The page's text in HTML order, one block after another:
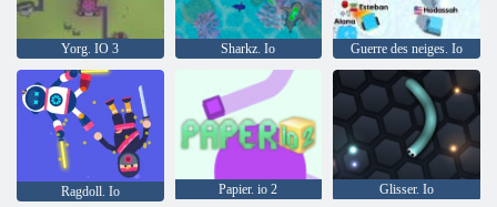
Yorg. IO 3 Sharkz. Io Guerre des neiges. Io
Ragdoll. Io Papier. io 2 Glisser. Io